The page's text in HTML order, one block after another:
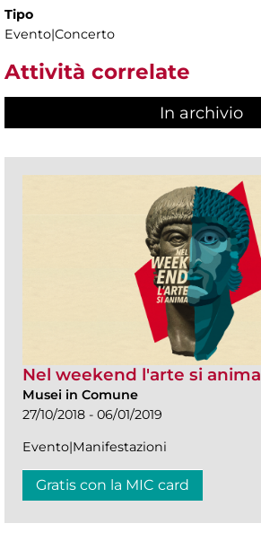
Tipo
Evento|Concerto
Attività correlate
In archivio
Nel weekend l'arte si anima
Musei in Comune
27/10/2018 - 06/01/2019
Evento|Manifestazioni
Gratis con la MIC card